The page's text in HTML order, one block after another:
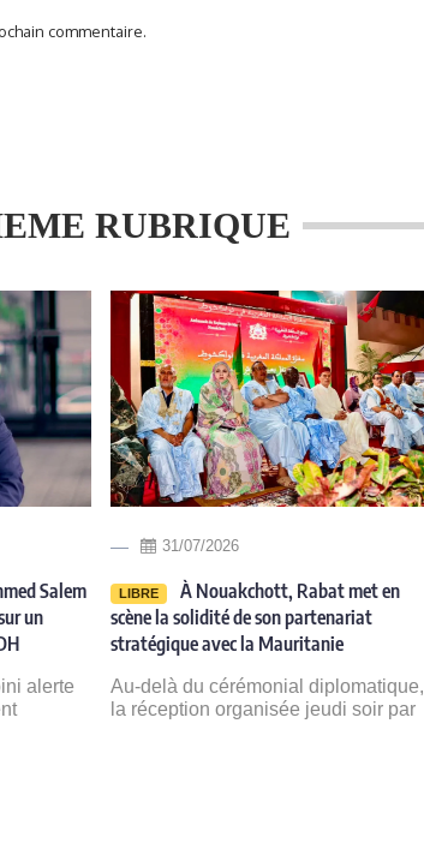
commentaire.
RUBRIQUE
Salem
un
alerte
31/07/2026
LIBRE
À Nouakchott, Rabat met en
scène la solidité de son partenariat
stratégique avec la Mauritanie
Au-delà du cérémonial diplomatique,
la réception organisée jeudi soir par